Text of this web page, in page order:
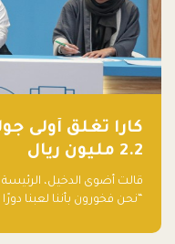
كارا تغلق أولى
2.2 مليون ريال
قالت أضوى الدخيل، الرئيسة
“نحن فخورون بأننا لعبنا
جيدًا لكوكبنا فحسب، بل إنه